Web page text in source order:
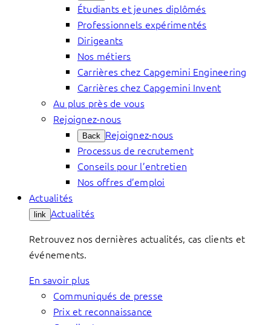
Étudiants et jeunes diplômés
Professionnels expérimentés
Dirigeants
Nos métiers
Carrières chez Capgemini Engineering
Carrières chez Capgemini Invent
Au plus près de vous
Rejoignez-nous
Back Rejoignez-nous
Processus de recrutement
Conseils pour l’entretien
Nos offres d’emploi
Actualités
link Actualités
Retrouvez nos dernières actualités, cas clients et
événements.
En savoir plus
Communiqués de presse
Prix et reconnaissance